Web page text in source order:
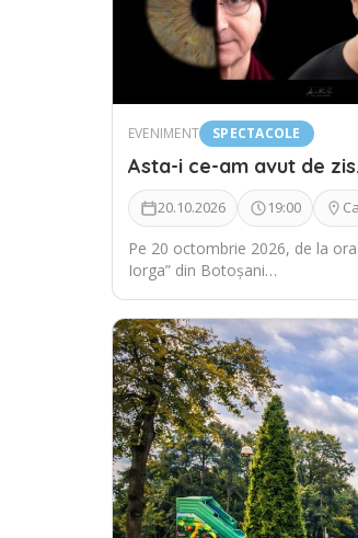
EVENIMENT SPECTACOLE
Asta-i ce-am avut de
20.10.2026 19:00
Pe 20 octombrie 2026, de la
Iorga” din Botoșani…